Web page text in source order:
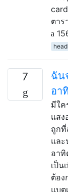
ตาร
7
ฉัน
อา
มีใค
แสง
ถูกที่
และ
อา
เป็น
ต้อง
แบต